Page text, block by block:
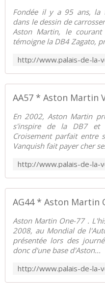
Fondée il y a 95 ans, la
dans le dessin de
Aston Martin, le
témoigne la DB4 Zagato,
En 2002, Aston Martin
s'inspire de la DB7 et
Croisement parfait entre
Vanquish fait payer cher
Aston Martin One-77 .
2008, au Mondial de
présentée lors des
donc d'une base d'Aston...